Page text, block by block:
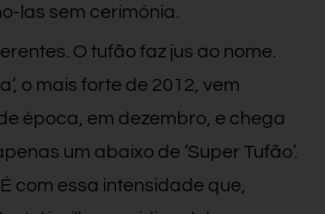
las sem cerimónia.
O tufão faz jus ao nome.
o mais forte de 2012, vem
época, em dezembro, e chega
um abaixo de ‘Super Tufão’.
com essa intensidade que,